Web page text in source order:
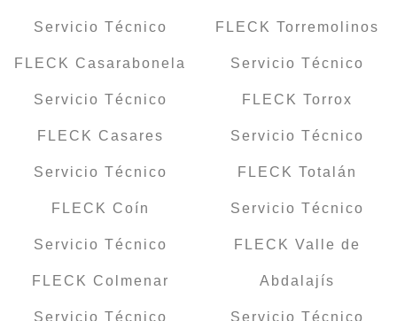
Servicio Técnico
FLECK Casarabonela
Servicio Técnico
FLECK Casares
Servicio Técnico
FLECK Coín
Servicio Técnico
FLECK Colmenar
Servicio Técnico
FLECK Torremolinos
Servicio Técnico
FLECK Torrox
Servicio Técnico
FLECK Totalán
Servicio Técnico
FLECK Valle de
Abdalajís
Servicio Técnico